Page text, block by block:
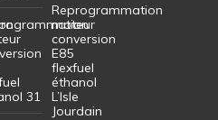
31
Reprogrammation
moteur
conversion
E85
flexfuel
éthanol
L’Isle
Jourdain